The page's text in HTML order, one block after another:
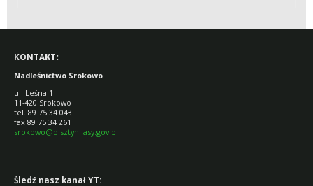
KONTAKT:
Nadleśnictwo Srokowo
ul. Leśna 1
11-420 Srokowo
tel. 89 75 34 043
fax 89 75 34 261
srokowo@olsztyn.lasy.gov.pl
Śledź nasz kanał YT: